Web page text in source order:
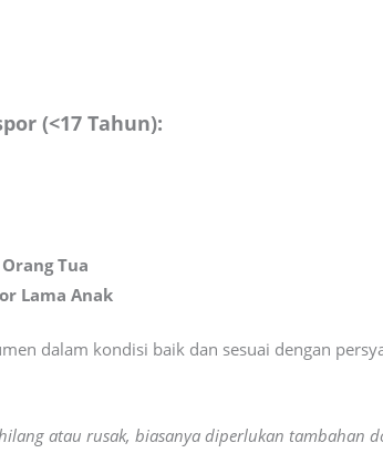
(<17 Tahun):
Tua
Lama Anak
dalam kondisi baik dan sesuai dengan
atau rusak, biasanya diperlukan tambahan